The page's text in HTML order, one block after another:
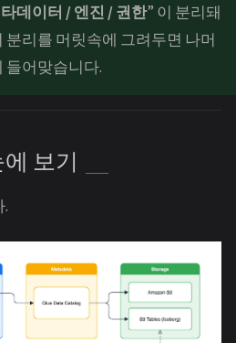
데이터 / 엔진 / 권한” 이 분리돼
분리를 머릿속에 그려두면 나머
들어맞습니다.
보기
.